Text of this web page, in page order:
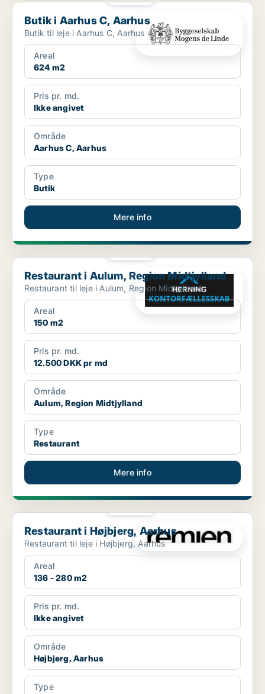
Butik i Aarhus C, Aarhus
Butik i Aarhus C, Aarhus
Butik til leje i Aarhus C, Aarhus
Areal
624 m2
Pris pr. md.
Ikke angivet
Område
Aarhus C, Aarhus
Type
Butik
Mere info
Restaurant i Aulum, Region Midtjylland
Restaurant i Aulum, Region Midtjylland
Restaurant til leje i Aulum, Region Midtjylland
Areal
150 m2
Pris pr. md.
12.500 DKK pr md
Område
Aulum, Region Midtjylland
Type
Restaurant
Mere info
Restaurant i Højbjerg, Aarhus
Restaurant i Højbjerg, Aarhus
Restaurant til leje i Højbjerg, Aarhus
Areal
136 - 280 m2
Pris pr. md.
Ikke angivet
Område
Højbjerg, Aarhus
Type